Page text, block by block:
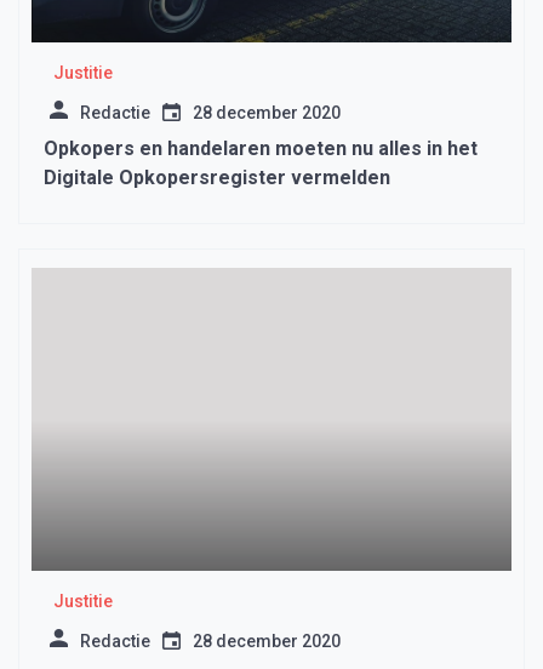
Justitie
Redactie 28 december 2020
Opkopers en handelaren moeten nu alles in het
Digitale Opkopersregister vermelden
Justitie
Redactie 28 december 2020